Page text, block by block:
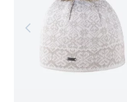
vyrobeno v
chemických
a řízení
VÍCE INFORMACÍ